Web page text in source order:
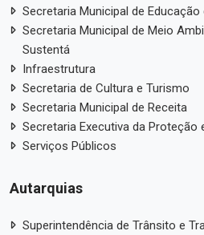
Secretaria Municipal de Educação
Secretaria Municipal de Meio
Sustentá
Infraestrutura
Secretaria de Cultura e Turismo
Secretaria Municipal de Receita
Secretaria Executiva da Proteção
Serviços Públicos
Autarquias
Superintendência de Trânsito e